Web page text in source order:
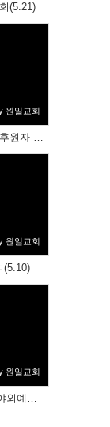
(5.21)
원일교회
다음세대 기도후원자 매칭식(5.10)
원일교회
(5.10)
원일교회
전교인한마음야외예배(5.3)(1)